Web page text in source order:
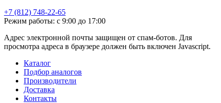
+7 (812) 748-22-65
Режим работы: с 9:00 до 17:00
Адрес электронной почты защищен от спам-ботов. Для
просмотра адреса в браузере должен быть включен Javascript.
Каталог
Подбор аналогов
Производители
Доставка
Контакты